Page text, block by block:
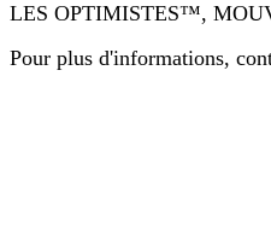
LES OPTIMISTES™,
Pour plus d'informations,